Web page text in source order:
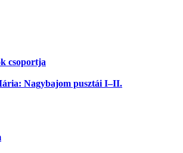
csoportja
Nagybajom pusztái I–II.